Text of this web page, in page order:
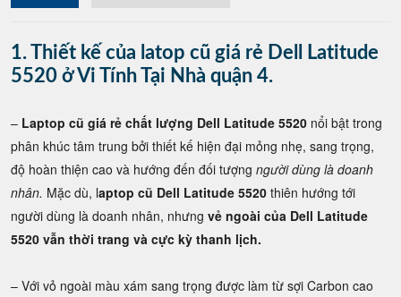
1. Thiết kế của latop cũ giá rẻ Dell Latitude
5520 ở Vi Tính Tại Nhà quận 4.
– Laptop cũ giá rẻ chất lượng Dell Latitude 5520 nổi bật trong
phân khúc tâm trung bởi thiết kế hiện đại mỏng nhẹ, sang trọng,
độ hoàn thiện cao và hướng đến đối tượng người dùng là doanh
nhân. Mặc dù, laptop cũ Dell Latitude 5520 thiên hướng tới
người dùng là doanh nhân, nhưng vẻ ngoài của Dell Latitude
5520 vẫn thời trang và cực kỳ thanh lịch.
– Với vỏ ngoài màu xám sang trọng được làm từ sợi Carbon cao